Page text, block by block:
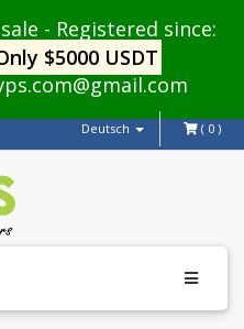
- Registered since:
$5000 USDT
Deutsch ( 0 )
Toggle